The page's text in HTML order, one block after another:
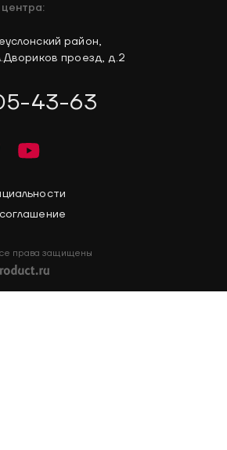
район,
проезд, д.2
43-63
права защищены